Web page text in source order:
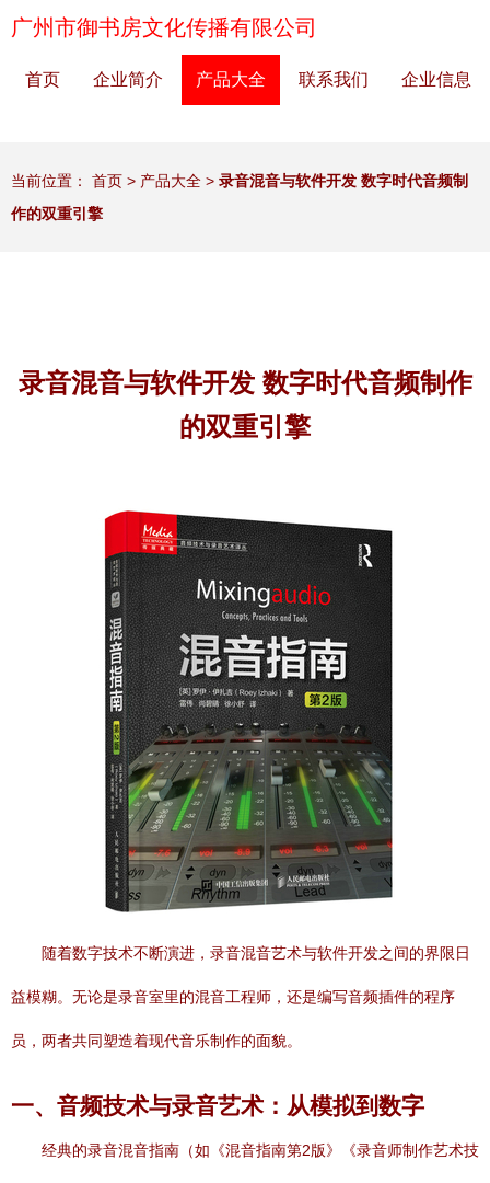
广州市御书房文化传播有限公司
首页 企业简介 产品大全 联系我们 企业信息
当前位置： 首页 > 产品大全 > 录音混音与软件开发 数字时代音频制
作的双重引擎
录音混音与软件开发 数字时代音频制作
的双重引擎
随着数字技术不断演进，录音混音艺术与软件开发之间的界限日
益模糊。无论是录音室里的混音工程师，还是编写音频插件的程序
员，两者共同塑造着现代音乐制作的面貌。
一、音频技术与录音艺术：从模拟到数字
经典的录音混音指南（如《混音指南第2版》《录音师制作艺术技